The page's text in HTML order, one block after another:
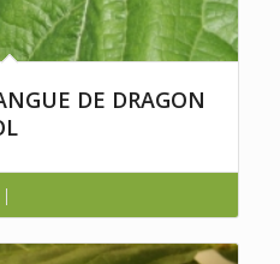
DE DRAGON